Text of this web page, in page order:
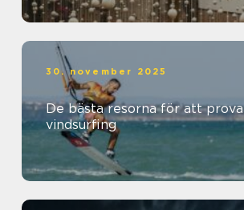
30. november 2025
De bästa resorna för att prova
vindsurfing